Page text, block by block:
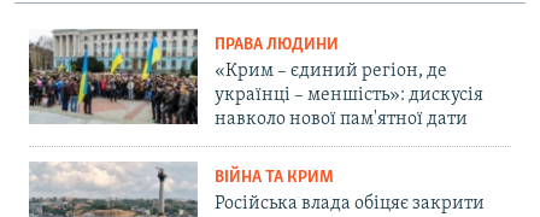
ПРАВА ЛЮДИНИ
«Крим – єдиний регіон, де
українці – меншість»: дискусія
навколо нової пам'ятної дати
ВІЙНА ТА КРИМ
Російська влада обіцяє закрити